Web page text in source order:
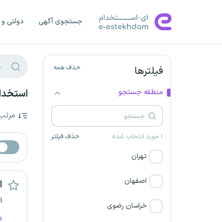
جستجوی آگهی دولتی
فیلترها حذف همه
منطقه جستجو
۱ مورد انتخاب شده حذف فیلتر
تهران
اصفهان
خراسان رضوی